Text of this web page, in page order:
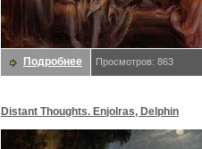
Подробнее Просмотров: 863
Distant Thoughts. Enjolras, Delphin